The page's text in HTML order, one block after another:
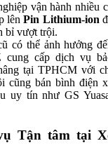
vận hành nhiều
lênPin Lithium-ion
bỉ vượt trội.
có thể ảnh hưởng
cung cấp dịch vụ
tại TPHCM với
cũng bán bình điện
uy tín như GS
Tận tâm tại